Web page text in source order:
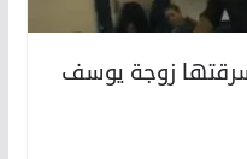
٧ كادرات سرقتها زوجة يوسف